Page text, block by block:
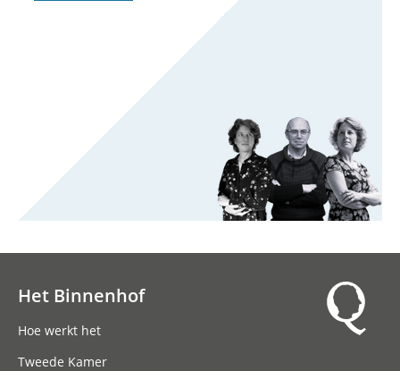
Het Binnenhof
Hoe werkt het
Tweede Kamer